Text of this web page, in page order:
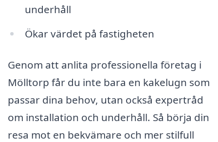
underhåll
Ökar värdet på fastigheten
Genom att anlita professionella företag i
Mölltorp får du inte bara en kakelugn som
passar dina behov, utan också expertråd
om installation och underhåll. Så börja din
resa mot en bekvämare och mer stilfull